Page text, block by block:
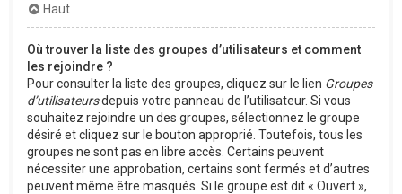
Haut
Où trouver la liste des groupes d’utilisateurs et comment
les rejoindre ?
Pour consulter la liste des groupes, cliquez sur le lien Groupes
d’utilisateursdepuis votre panneau de l’utilisateur. Si vous
souhaitez rejoindre un des groupes, sélectionnez le groupe
désiré et cliquez sur le bouton approprié. Toutefois, tous les
groupes ne sont pas en libre accès. Certains peuvent
nécessiter une approbation, certains sont fermés et d’autres
peuvent même être masqués. Si le groupe est dit « Ouvert »,